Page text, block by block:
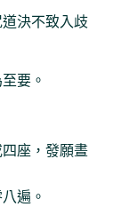
決不致入歧
要。
座，發願晝
遍。